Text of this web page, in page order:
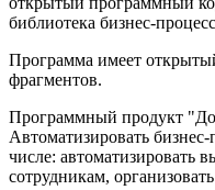
библиотека бизнес-
Программа имеет
фрагментов.
Программный продукт
Автоматизировать
числе: автоматизировать
сотрудникам,